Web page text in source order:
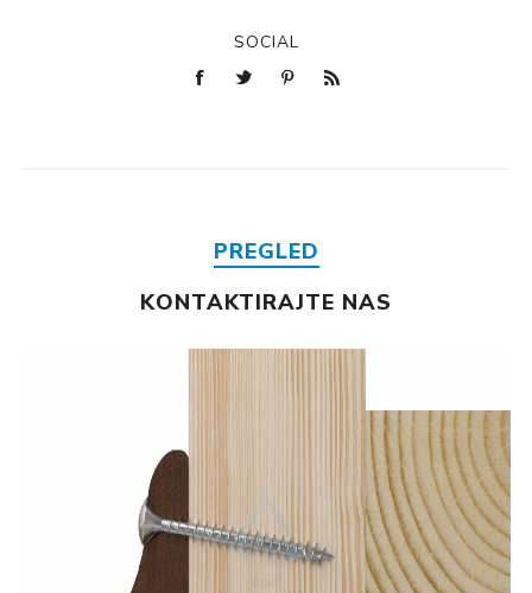
SOCIAL
PREGLED
KONTAKTIRAJTE NAS